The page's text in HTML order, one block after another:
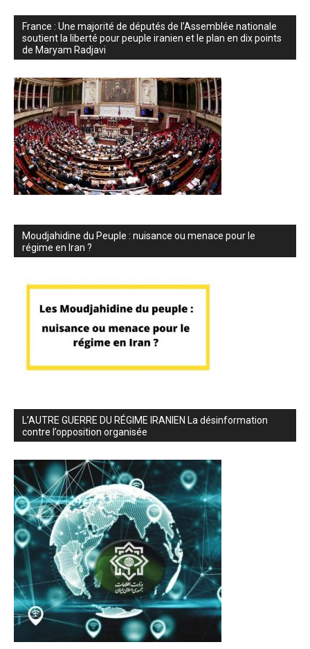
France : Une majorité de députés de l’Assemblée nationale
soutient la liberté pour peuple iranien et le plan en dix points
de Maryam Radjavi
Moudjahidine du Peuple : nuisance ou menace pour le
régime en Iran ?
L’AUTRE GUERRE DU RÉGIME IRANIEN La désinformation
contre l’opposition organisée